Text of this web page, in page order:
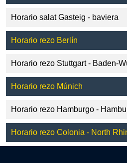
Horario salat Gasteig - baviera
Horario rezo Berlín
Horario rezo Stuttgart - Baden-
Horario rezo Múnich
Horario rezo Hamburgo -
Horario rezo Colonia - North